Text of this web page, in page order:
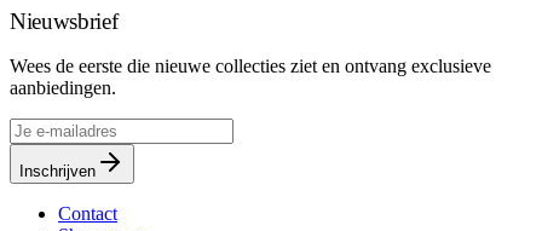
Nieuwsbrief
Wees de eerste die nieuwe collecties ziet en ontvang exclusieve
aanbiedingen.
Inschrijven
Contact